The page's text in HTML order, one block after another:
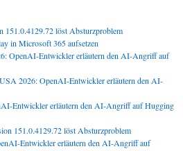
151.0.4129.72 löst Absturzproblem
in Microsoft 365 aufsetzen
OpenAI-Entwickler erläutern den AI-Angriff auf
2026: OpenAI-Entwickler erläutern den AI-
Entwickler erläutern den AI-Angriff auf Hugging
151.0.4129.72 löst Absturzproblem
Entwickler erläutern den AI-Angriff auf